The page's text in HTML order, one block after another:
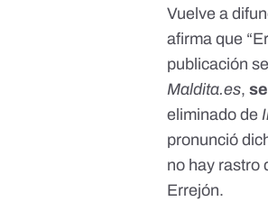
Vuelve a
afirma que
publicación
Maldita.es,
eliminado de
pronunció
no hay rastro
Errejón.